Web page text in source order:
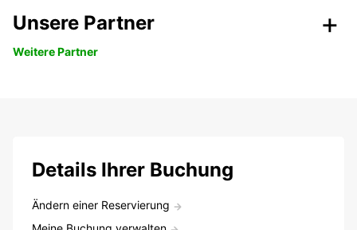
Unsere Partner
Weitere Partner
Details Ihrer Buchung
Ändern einer Reservierung